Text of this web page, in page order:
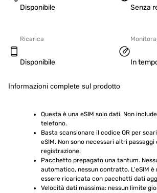
Disponibile Senza
Ricarica
Disponibile In
Informazioni complete sul prodotto
Questa è una eSIM solo dati. Non
telefono.
Basta scansionare il codice QR per
eSIM. Non sono necessari altri
registrazione.
Pacchetto prepagato una tantum.
automatico, nessun contratto. L'eSIM è
essere ricaricata con pacchetti dati
Velocità dati massima: nessun limite